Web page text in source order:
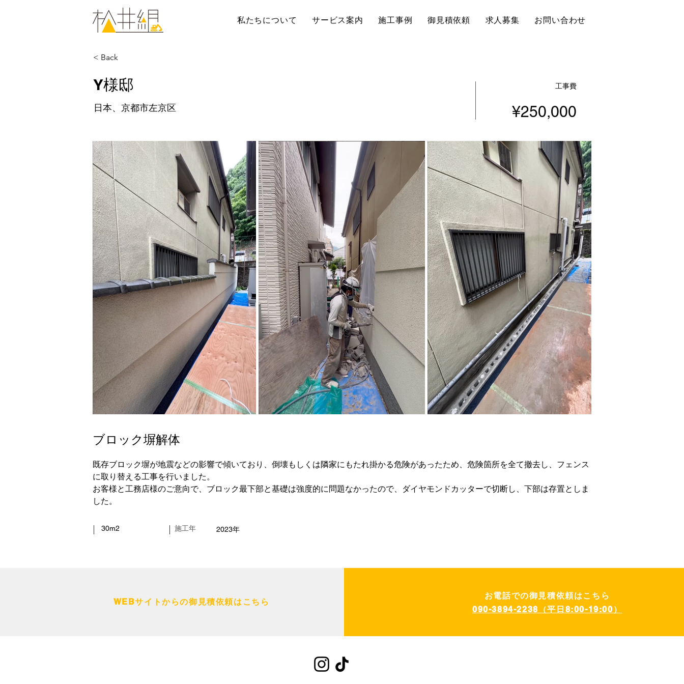
私たちについて サービス案内 施工事例 御見積依頼 求人募集 お問い合わせ
< Back
Y様邸
日本、京都市左京区
工事費
¥250,000
ブロック塀解体
既存ブロック塀が地震などの影響で傾いており、倒壊もしくは隣家にもたれ掛かる危険があったため、危険箇所を全て撤去し、フェンス
に取り替える工事を行いました。
お客様と工務店様のご意向で、ブロック最下部と基礎は強度的に問題なかったので、ダイヤモンドカッターで切断し、下部は存置としま
した。
30m2 施工年 2023年
WEBサイトからの御見積依頼はこちら
お電話での御見積依頼はこちら
090-3894-2238（平日8:00-19:00）